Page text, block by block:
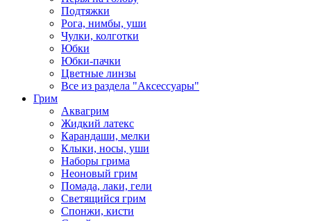
Подтяжки
Рога, нимбы, уши
Чулки, колготки
Юбки
Юбки-пачки
Цветные линзы
Все из раздела "Аксессуары"
Грим
Аквагрим
Жидкий латекс
Карандаши, мелки
Клыки, носы, уши
Наборы грима
Неоновый грим
Помада, лаки, гели
Светящийся грим
Спонжи, кисти